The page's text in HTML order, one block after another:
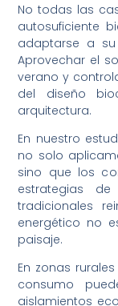
No todas las
autosuficiente
adaptarse a
Aprovechar el
verano y
del diseño
arquitectura.
En nuestro
no solo
sino que los
estrategias
tradicionales
energético no
paisaje.
En zonas
consumo
aislamientos